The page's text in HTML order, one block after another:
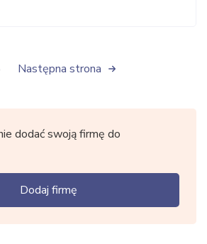
Następna strona
dodać swoją firmę do
Dodaj firmę